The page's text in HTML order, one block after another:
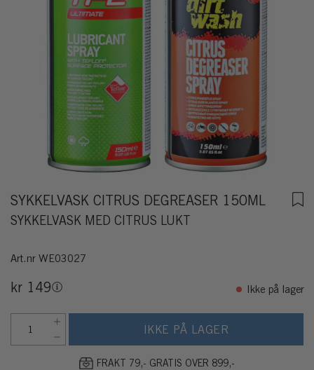
SYKKELVASK CITRUS DEGREASER 150ML
SYKKELVASK MED CITRUS LUKT
Art.nr WE03027
kr 149 Ikke på lager
IKKE PÅ LAGER
FRAKT 79,- GRATIS OVER 899,-